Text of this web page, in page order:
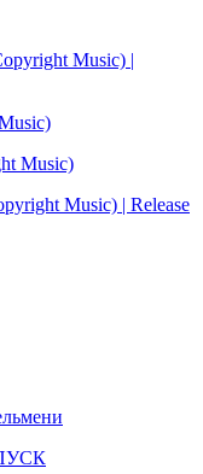
Music) |
Music)
Music) | Release